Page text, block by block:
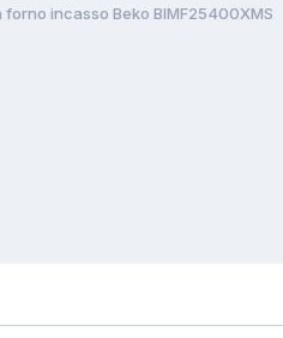
forno incasso Beko BIMF25400XMS